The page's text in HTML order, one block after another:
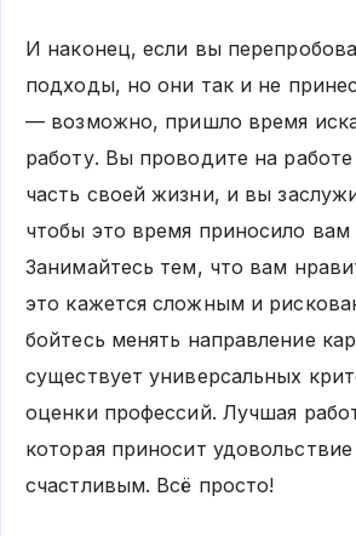
И наконец, если вы
подходы, но они так и не
— возможно, пришло время
работу. Вы проводите на
часть своей жизни, и вы
чтобы это время приносило вам
Занимайтесь тем, что вам
это кажется сложным и
бойтесь менять направление
существует универсальных
оценки профессий. Лучшая
которая приносит
счастливым. Всё просто!